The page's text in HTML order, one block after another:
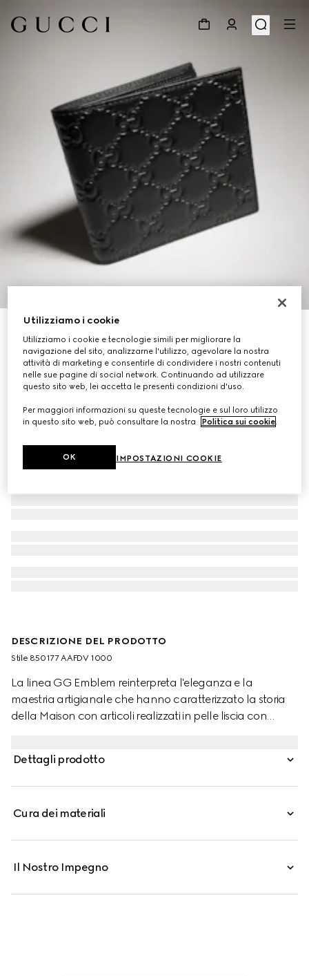
Personalizza con le iniziali
Portafoglio con portamonete GG Emblem
CHF 500
DESCRIZIONE DEL PRODOTTO
Stile ‎850177 AAFDV 1000
La linea GG Emblem reinterpreta l'eleganza e la
maestria artigianale che hanno caratterizzato la storia
della Maison con articoli realizzati in pelle liscia con
realizzato in pelle con GG in rilievo.
Dettagli prodotto
Cura dei materiali
Il Nostro Impegno
Utilizziamo i cookie
Utilizziamo i cookie e tecnologie simili per migliorare la
navigazione del sito, analizzarne l'utilizzo, agevolare la nostra
attività di marketing e consentirle di condividere i nostri contenuti
nelle sue pagine di social network. Continuando ad utilizzare
questo sito web, lei accetta le presenti condizioni d'uso.
Per maggiori informazioni su queste tecnologie e sul loro utilizzo
in questo sito web, può consultare la nostra
Politica sui cookie.
IMPOSTAZIONI COOKIE
OK